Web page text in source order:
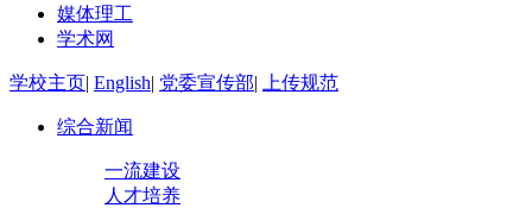
媒体理工
学术网
学校主页| English| 党委宣传部| 上传规范
综合新闻
一流建设
人才培养